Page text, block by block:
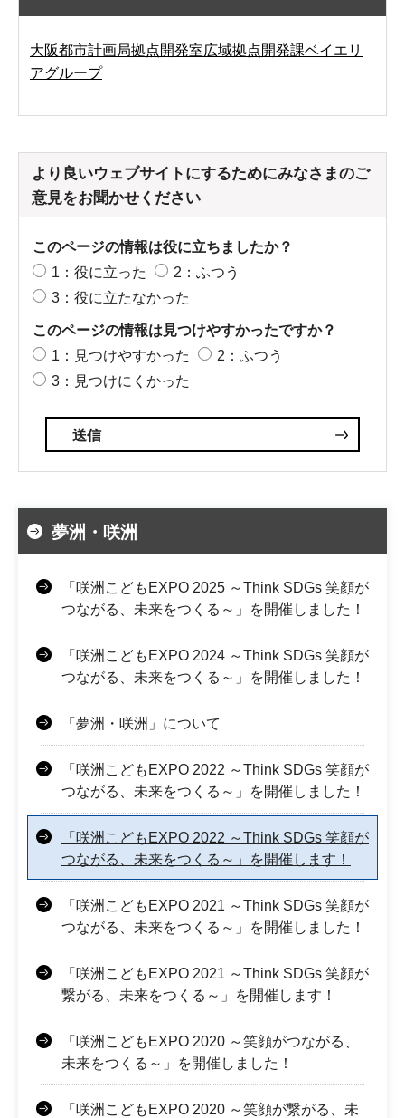
大阪都市計画局拠点開発室広域拠点開発課ベイエリ
アグループ
より良いウェブサイトにするためにみなさまのご
意見をお聞かせください
このページの情報は役に立ちましたか？
1：役に立った
2：ふつう
3：役に立たなかった
このページの情報は見つけやすかったですか？
1：見つけやすかった
2：ふつう
3：見つけにくかった
夢洲・咲洲
「咲洲こどもEXPO 2025 ～Think SDGs 笑顔が
つながる、未来をつくる～」を開催しました！
「咲洲こどもEXPO 2024 ～Think SDGs 笑顔が
つながる、未来をつくる～」を開催しました！
「夢洲・咲洲」について
「咲洲こどもEXPO 2022 ～Think SDGs 笑顔が
つながる、未来をつくる～」を開催しました！
「咲洲こどもEXPO 2022 ～Think SDGs 笑顔が
つながる、未来をつくる～」を開催します！
「咲洲こどもEXPO 2021 ～Think SDGs 笑顔が
つながる、未来をつくる～」を開催しました！
「咲洲こどもEXPO 2021 ～Think SDGs 笑顔が
繋がる、未来をつくる～」を開催します！
「咲洲こどもEXPO 2020 ～笑顔がつながる、
未来をつくる～」を開催しました！
「咲洲こどもEXPO 2020 ～笑顔が繋がる、未